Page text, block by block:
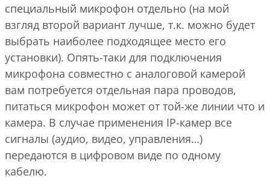
специальный микрофон отдельно (на мой
взгляд второй вариант лучше, т.к. можно будет
выбрать наиболее подходящее место его
установки). Опять-таки для подключения
микрофона совместно с аналоговой камерой
вам потребуется отдельная пара проводов,
питаться микрофон может от той-же линии что и
камера. В случае применения IP-камер все
сигналы (аудио, видео, управления…)
передаются в цифровом виде по одному
кабелю.